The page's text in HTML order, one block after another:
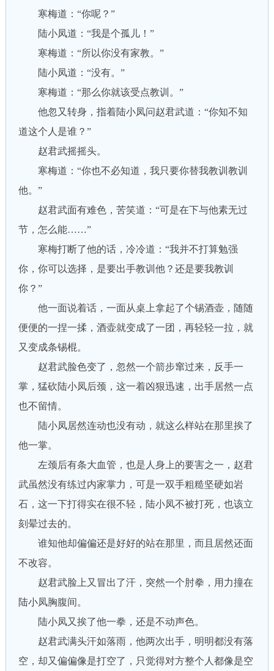
寒梅道：“你呢？”
陆小凤道：“我是个孤儿！”
寒梅道：“所以你没有家教。”
陆小凤道：“没有。”
寒梅道：“那么你就该受点教训。”
他忽又转身，指着陆小凤问赵君武道：“你知不知
道这个人是谁？”
赵君武摇摇头。
寒梅道：“你也不必知道，我只要你替我教训教训
他。”
赵君武面有难色，苦笑道：“可是在下与他素无过
节，怎么能……”
寒梅打断了他的话，冷冷道：“我并不打算勉强
你，你可以选择，是要出手教训他？还是要我教训
你？”
他一面说着话，一面从桌上拿起了个锡酒壶，随随
便便的一捏一揉，酒壶就变成了一团，再轻轻一拉，就
又变成条锡棍。
赵君武脸色变了，忽然一个箭步窜过来，反手一
掌，猛砍陆小凤后颈，这一着凶狠迅速，出手居然一点
也不留情。
陆小凤居然连动也没有动，就这么样站在那里挨了
他一掌。
左颈后有条大血管，也是人身上的要害之一，赵君
武虽然没有练过内家掌力，可是一双手粗糙坚硬如岩
石，这一下打得实在很不轻，陆小凤不被打死，也该立
刻晕过去的。
谁知他却偏偏还是好好的站在那里，而且居然还面
不改容。
赵君武脸上又冒出了汗，突然一个肘拳，用力撞在
陆小凤胸腹间。
陆小凤又挨了他一拳，还是不动声色。
赵君武满头汗如落雨，他两次出手，明明都没有落
空，却又偏偏像是打空了，只觉得对方整个人都像是空